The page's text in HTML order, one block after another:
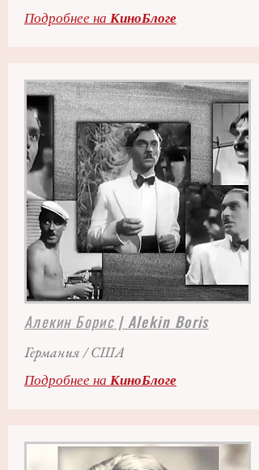
Подробнее на КиноБлоге
Алекин Борис| Alekin Boris
Германия / США
Подробнее на КиноБлоге